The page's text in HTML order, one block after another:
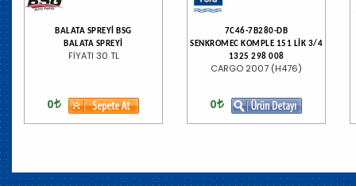
BALATA SPREYİ BSG
BALATA SPREYİ
FİYATI 30 TL
0
7C46-7B280-DB
SENKROMEC KOMPLE 151 LİK 3/4
1325 298 008
CARGO 2007 (H476)
0